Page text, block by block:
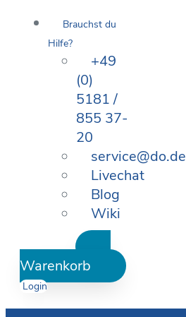
Brauchst du
Hilfe?
+49
(0)
5181 /
855 37-
20
service@do.de
Livechat
Blog
Wiki
Warenkorb
Login